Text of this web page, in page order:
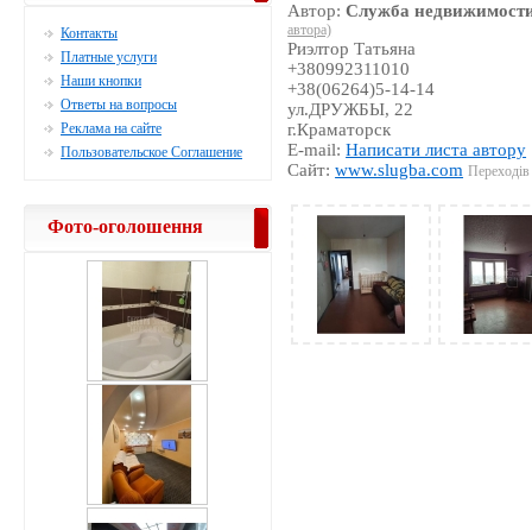
Автор:Служба
автора)
Риэлтор Татьяна
+380992311010
+38(06264)5-14-14
ул.ДРУЖБЫ, 22
г.Краматорск
E-mail:Написати листа автору
Сайт:www.slugba.com
Контакты
Платные услуги
Наши кнопки
Ответы на вопросы
Реклама на сайте
Пользовательское Соглашение
Фото-оголошення